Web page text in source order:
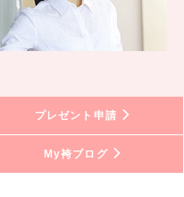
プレゼント申請
My袴ブログ